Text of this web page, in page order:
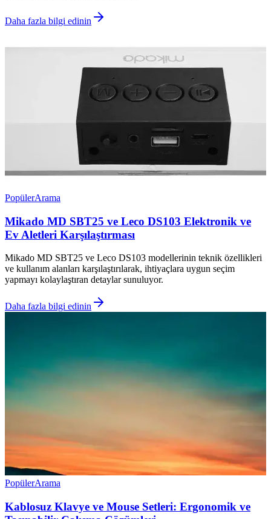
Daha fazla bilgi edinin
PopülerArama
Mikado MD SBT25 ve Leco DS103 Elektronik ve
Ev Aletleri Karşılaştırması
Mikado MD SBT25 ve Leco DS103 modellerinin teknik özellikleri
ve kullanım alanları karşılaştırılarak, ihtiyaçlara uygun seçim
yapmayı kolaylaştıran detaylar sunuluyor.
Daha fazla bilgi edinin
PopülerArama
Kablosuz Klavye ve Mouse Setleri: Ergonomik ve